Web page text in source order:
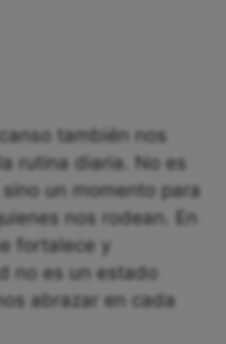
también nos
rutina diaria. No es
un momento para
nos rodean. En
fortalece y
no es un estado
abrazar en cada